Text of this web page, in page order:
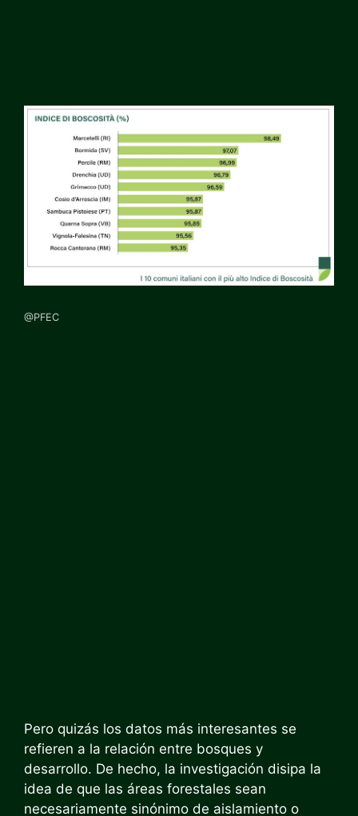
@PFEC
Pero quizás los datos más interesantes se
refieren a la relación entre bosques y
desarrollo. De hecho, la investigación disipa la
idea de que las áreas forestales sean
necesariamente sinónimo de aislamiento o